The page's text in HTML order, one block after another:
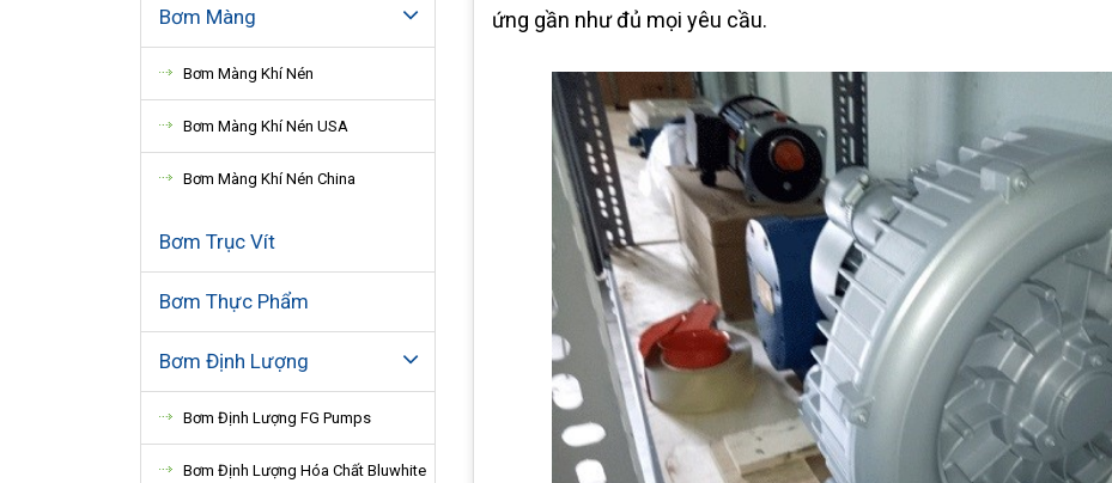
Bơm Màng
Bơm Màng Khí Nén
Bơm Màng Khí Nén USA
Bơm Màng Khí Nén China
Bơm Trục Vít
Bơm Thực Phẩm
Bơm Định Lượng
Bơm Định Lượng FG Pumps
Bơm Định Lượng Hóa Chất Bluwhite
ứng gần như đủ mọi yêu cầu.